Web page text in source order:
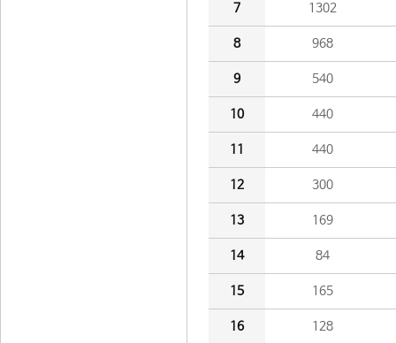
7 1302
8 968
9 540
10 440
11 440
12 300
13 169
14 84
15 165
16 128